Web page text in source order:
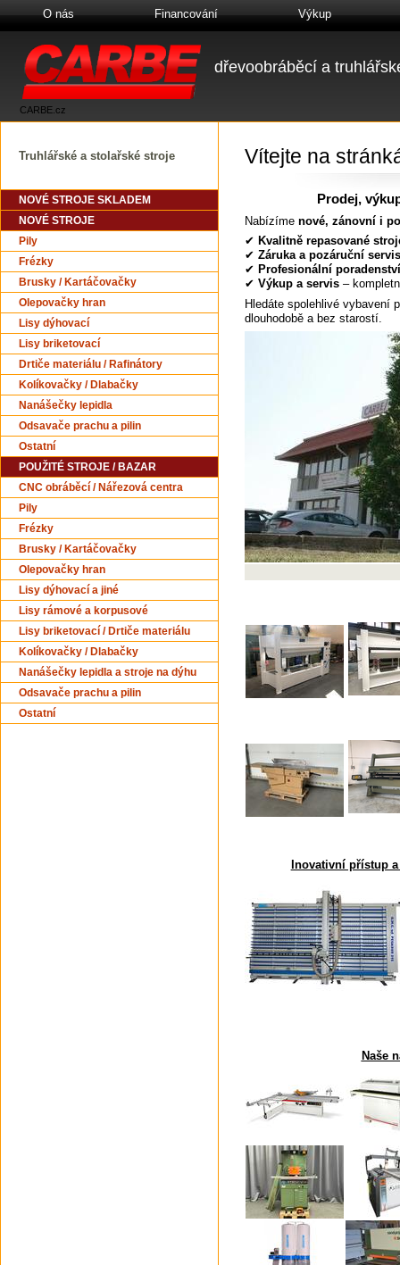
O nás Financování Výkup
dřevoobráběcí a
CARBE.cz
Truhlářské a stolařské stroje
NOVÉ STROJE SKLADEM
NOVÉ STROJE
Pily
Frézky
Brusky / Kartáčovačky
Olepovačky hran
Lisy dýhovací
Lisy briketovací
Drtiče materiálu / Rafinátory
Kolíkovačky / Dlabačky
Nanášečky lepidla
Odsavače prachu a pilin
Ostatní
POUŽITÉ STROJE / BAZAR
CNC obráběcí / Nářezová centra
Pily
Frézky
Brusky / Kartáčovačky
Olepovačky hran
Lisy dýhovací a jiné
Lisy rámové a korpusové
Lisy briketovací / Drtiče materiálu
Kolíkovačky / Dlabačky
Nanášečky lepidla a stroje na dýhu
Odsavače prachu a pilin
Ostatní
Vítejte na
Prodej,
Nabízíme nové, zánovní i
✔ Kvalitně repasované
✔ Záruka a pozáruční servis
✔ Profesionální poradenství
✔ Výkup a servis–
Hledáte spolehlivé vybavení
dlouhodobě a bez starostí.
Inovativní přístup
Naše